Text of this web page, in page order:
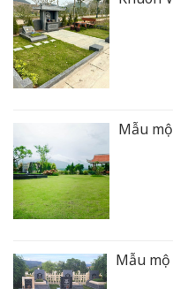
Mẫu
Mẫu